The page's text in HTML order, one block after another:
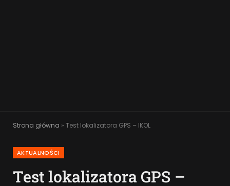
Strona główna » Test lokalizatora GPS – IKOL
AKTUALNOŚCI
Test lokalizatora GPS –